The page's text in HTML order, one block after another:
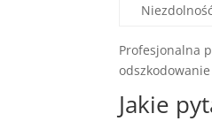
Profesjonalna
Jakie